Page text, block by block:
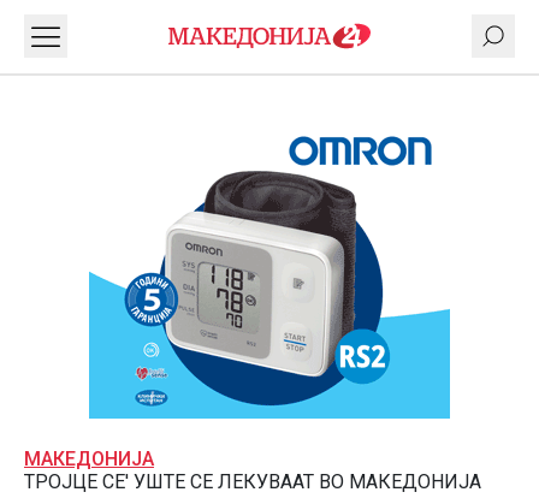
МАКЕДОНИЈА
ТРОЈЦЕ СЕ' УШТЕ СЕ ЛЕКУВААТ ВО МАКЕДОНИЈА